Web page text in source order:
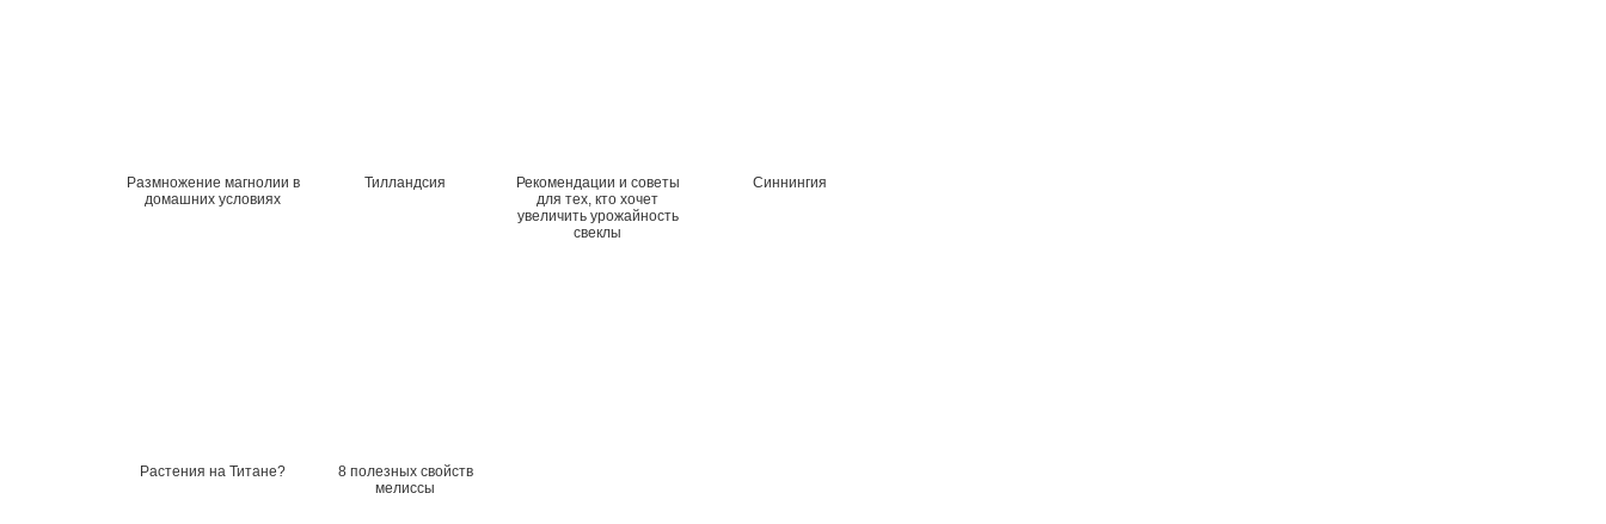
Размножение магнолии в
домашних условиях
Тилландсия
Рекомендации и советы
для тех, кто хочет
увеличить урожайность
свеклы
Cиннингия
Растения на Титане?
8 полезных свойств
мелиссы